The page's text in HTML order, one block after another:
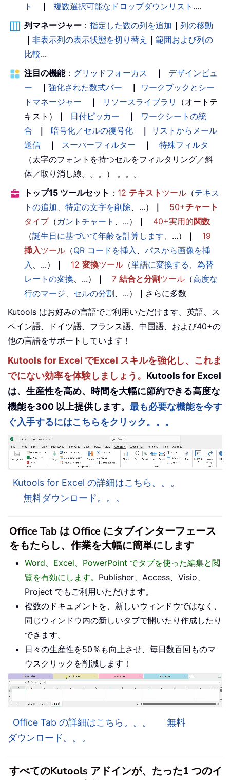
ト
｜ 複数選択可能なドロップダウンリスト ....
列マネージャー ： 指定した数の列を追加 ｜ 列の移動
｜ 非表示列の表示状態を切り替え ｜ 範囲および列の
比較...
注目の機能： グリッドフォーカス ｜
デザインビュ
ー
｜ 強化された数式バー ｜
ワークブックとシー
トマネージャー
｜ リソースライブラリ
（オートテ
キスト）
｜ 日付ピッカー ｜
ワークシートの統
合
｜ 暗号化／セルの復号化 ｜
リストからメール
送信
｜ スーパーフィルター ｜
特殊フィルタ
（太字のフォントを持つセルをフィルタリング／斜
体／取り消し線。。。） 。。。
トップ15 ツールセット ： 12 テキスト ツール （テキス
トの追加
特定の文字を削除 、...） ｜ 50+チャート
タイプ（ ガントチャート 、...） ｜ 40+実用的関数
（誕生日に基づいて年齢を計算します 、...） ｜
19
挿入ツール （QR コードを挿入
パスから画像を挿
入
、...） ｜ 12 変換ツール （単語に変換する
為替
レートの変換 、...） ｜ 7 結合と分割ツール （高度な
行のマージ
セルの分割 、...） ｜ さらに多数
Kutools はお好みの言語でご利用いただけます。英語、ス
ペイン語、ドイツ語、フランス語、中国語、および40+の
他の言語をサポートしています！
Kutools for Excel でExcel スキルを強化し、これま
でにない効率を体験しましょう。 Kutools for Excel
は、生産性を高め、時間を大幅に節約できる高度な
機能を300 以上提供します。 最も必要な機能を今す
ぐ入手するにはこちらをクリック。。。
Kutools for Excel の詳細はこちら。。。
無料ダウンロード。。。
Office Tab は Office にタブインターフェース
をもたらし、作業を大幅に簡単にします
Word、Excel、PowerPoint でタブを使った編集と閲
覧を有効にします。 Publisher、Access、Visio、
Project でもご利用いただけます。
複数のドキュメントを、新しいウィンドウではなく、
同じウィンドウ内の新しいタブで開いたり作成したり
できます。
日々の生産性を50％も向上させ、毎日数百回ものマ
ウスクリックを削減します！
Office Tab の詳細はこちら。。。
無料
ダウンロード。。。
すべてのKutools アドインが、たった1 つのイ